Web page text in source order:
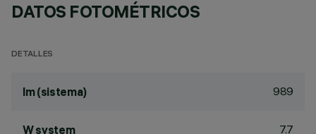
DATOS FOTOMÉTRICOS
DETALLES
lm (sistema) 989
W system 7.7